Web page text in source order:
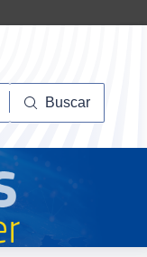
Buscar